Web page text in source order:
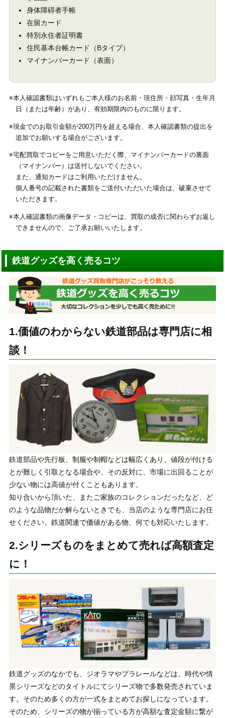
身体障碍者手帳
在留カード
特別永住者証明書
住民基本台帳カード（Bタイプ）
マイナンバーカード（表面）
※本人確認書類はいずれもご本人様のお名前・現住所・顔写真・生年月
日（または年齢）があり、有効期限内のものに限ります。
※現金でのお取引金額が200万円を超える場合、本人確認書類の提出を
追加でお願いする場合がございます。
※宅配買取でコピーをご用意いただく際、マイナンバーカードの裏面
（マイナンバー）は送付しないでください。
また、通知カードはご利用いただけません。
個人番号の記載された書類をご送付いただいた場合は、破棄させて
いただきます。
※本人確認書類の画像データ・コピーは、買取の成否に関わらずお返し
できませんので、ご了承お願いいたします。
鉄道グッズを高く売るコツ
1.価値のわからない鉄道部品は専門店に相
談！
鉄道部品や先行板、制服や制帽などは幅広くあり、値段が付ける
とが難しく引取となる場合や、その反対に、市場に出回ることが
少ない物には高値が付くこともあります。
知り合いから頂いた、またご家族のコレクションだったなど、ど
のような品物だか解らないときでも、当店のような専門店にお任
せください。鉄道関連で価値がある物、何でも対応いたします。
2.シリーズものをまとめて売れば高額査定
に！
鉄道グッズのなかでも、ジオラマやプラレールなどは、時代や情
景シリーズなどのタイトルにてシリーズ物で多数発売されていま
す。そのため多くの方が一式をまとめてお探しになっています。
そのため、シリーズの物が揃っている方が高額な査定金額に繋が